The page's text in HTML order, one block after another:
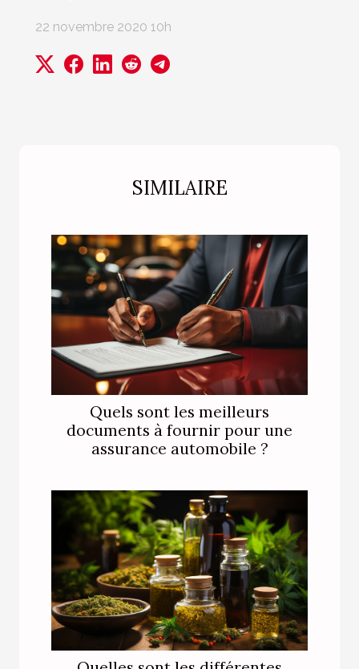
SIMILAIRE
Quels sont les meilleurs
documents à fournir pour une
assurance automobile ?
22 novembre 2020 10h